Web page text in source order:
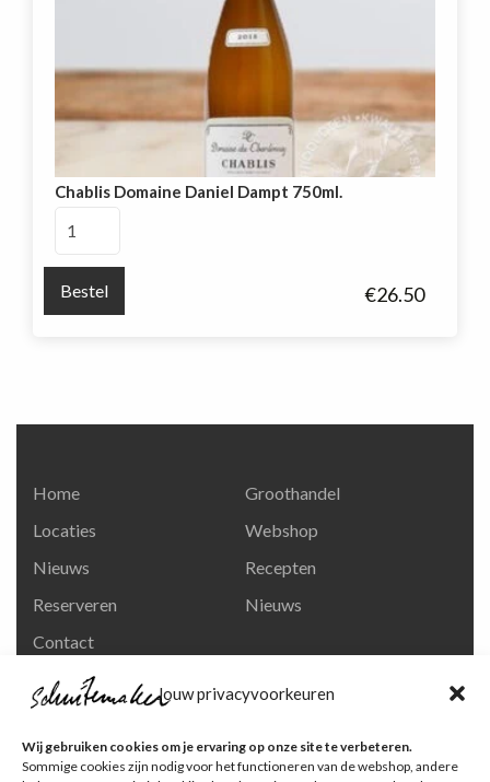
Jouw privacyvoorkeuren
Wij gebruiken cookies om je ervaring op onze site te verbeteren.
Sommige cookies zijn nodig voor het functioneren van de webshop, andere
Chablis Domaine Daniel Dampt 750ml.
€26.50
Dampt
Bestel
Home
Locaties
Nieuws
Reserveren
Contact
Privacy en
persoonsgegevens
Groothandel
Webshop
Recepten
Nieuws
Ga naar onze pagina